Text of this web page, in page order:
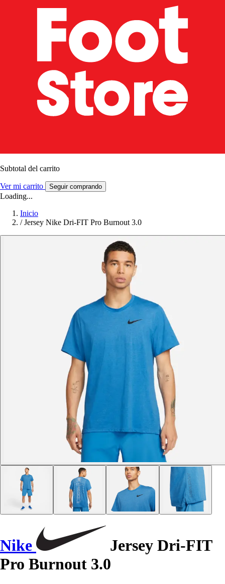
Subtotal del carrito
Ver mi carrito Seguir comprando
Loading...
Inicio
/ Jersey Nike Dri-FIT Pro Burnout 3.0
Nike
Jersey Dri-FIT
Pro Burnout 3.0